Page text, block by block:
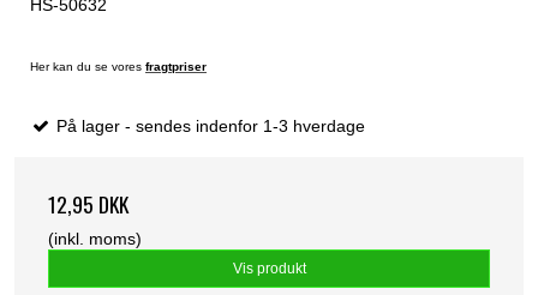
HS-50632
Her kan du se vores fragtpriser
På lager - sendes indenfor 1-3 hverdage
12,95 DKK
(inkl. moms)
Vis produkt